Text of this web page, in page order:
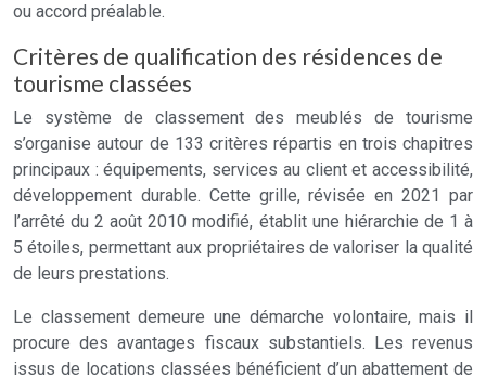
ou accord préalable.
Critères de qualification des résidences de
tourisme classées
Le système de classement des meublés de tourisme
s’organise autour de 133 critères répartis en trois chapitres
principaux : équipements, services au client et accessibilité,
développement durable. Cette grille, révisée en 2021 par
l’arrêté du 2 août 2010 modifié, établit une hiérarchie de 1 à
5 étoiles, permettant aux propriétaires de valoriser la qualité
de leurs prestations.
Le classement demeure une démarche volontaire, mais il
procure des avantages fiscaux substantiels. Les revenus
issus de locations classées bénéficient d’un abattement de